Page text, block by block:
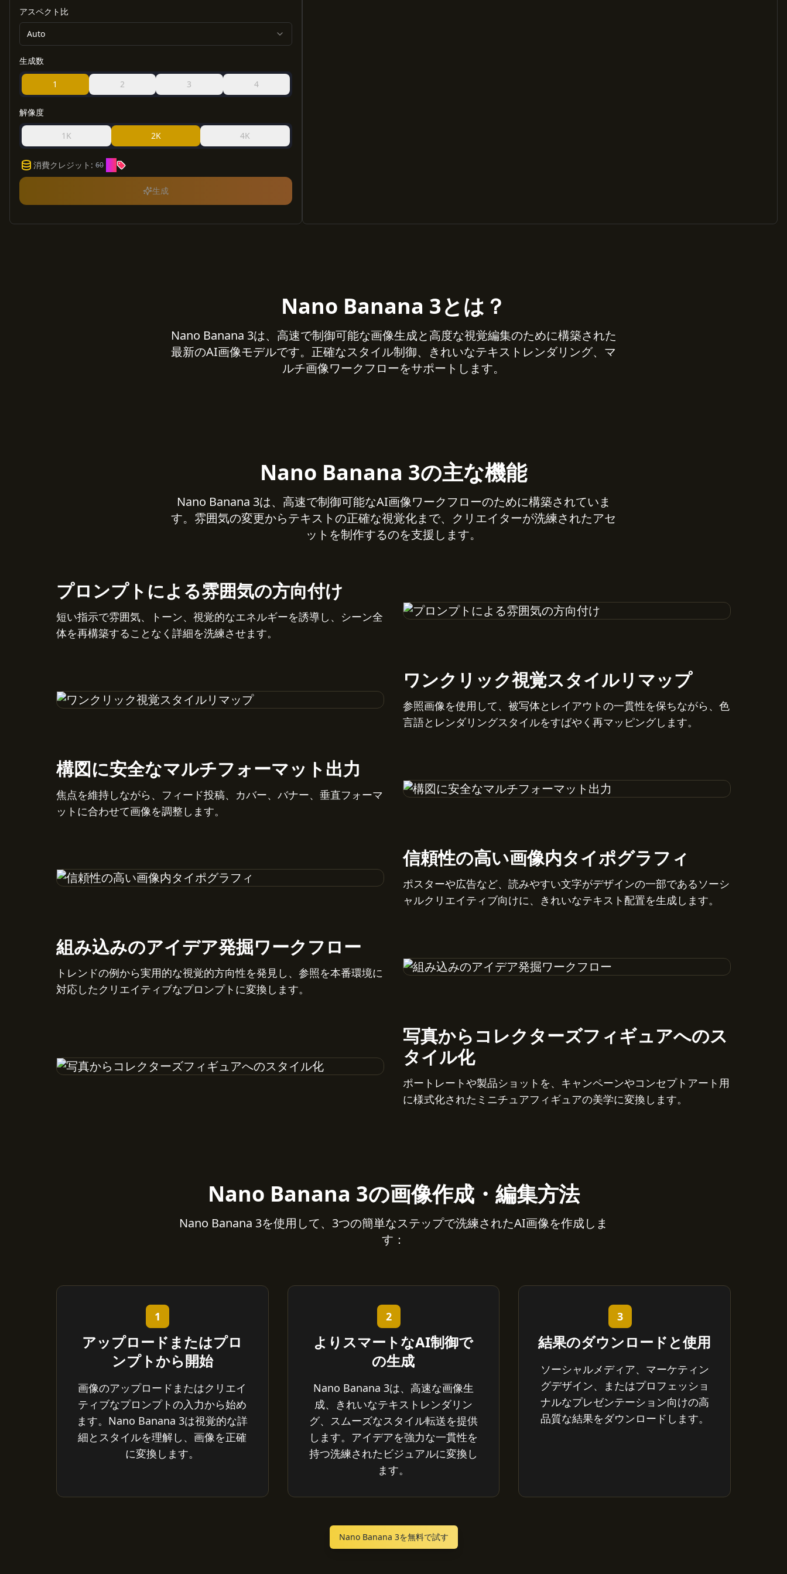
アスペクト比
Auto
生成数
1 2 3 4
解像度
1K 2K 4K
消費クレジット : 60
生成
Nano Banana 3とは？
Nano Banana 3は、高速で制御可能な画像生成と高度な視覚編集のために構築された
最新のAI画像モデルです。正確なスタイル制御、きれいなテキストレンダリング、マ
ルチ画像ワークフローをサポートします。
Nano Banana 3の主な機能
Nano Banana 3は、高速で制御可能なAI画像ワークフローのために構築されていま
す。雰囲気の変更からテキストの正確な視覚化まで、クリエイターが洗練されたアセ
ットを制作するのを支援します。
プロンプトによる雰囲気の方向付け
短い指示で雰囲気、トーン、視覚的なエネルギーを誘導し、シーン全
体を再構築することなく詳細を洗練させます。
ワンクリック視覚スタイルリマップ
参照画像を使用して、被写体とレイアウトの一貫性を保ちながら、色
言語とレンダリングスタイルをすばやく再マッピングします。
構図に安全なマルチフォーマット出力
焦点を維持しながら、フィード投稿、カバー、バナー、垂直フォーマ
ットに合わせて画像を調整します。
信頼性の高い画像内タイポグラフィ
ポスターや広告など、読みやすい文字がデザインの一部であるソーシ
ャルクリエイティブ向けに、きれいなテキスト配置を生成します。
組み込みのアイデア発掘ワークフロー
トレンドの例から実用的な視覚的方向性を発見し、参照を本番環境に
対応したクリエイティブなプロンプトに変換します。
写真からコレクターズフィギュアへのス
タイル化
ポートレートや製品ショットを、キャンペーンやコンセプトアート用
に様式化されたミニチュアフィギュアの美学に変換します。
Nano Banana 3の画像作成・編集方法
Nano Banana 3を使用して、3つの簡単なステップで洗練されたAI画像を作成しま
す：
1
アップロードまたはプロ
ンプトから開始
画像のアップロードまたはクリエイ
ティブなプロンプトの入力から始め
ます。Nano Banana 3は視覚的な詳
細とスタイルを理解し、画像を正確
に変換します。
2
よりスマートなAI制御で
の生成
Nano Banana 3は、高速な画像生
成、きれいなテキストレンダリン
グ、スムーズなスタイル転送を提供
します。アイデアを強力な一貫性を
持つ洗練されたビジュアルに変換し
ます。
3
結果のダウンロードと使用
ソーシャルメディア、マーケティン
グデザイン、またはプロフェッショ
ナルなプレゼンテーション向けの高
品質な結果をダウンロードします。
Nano Banana 3を無料で試す